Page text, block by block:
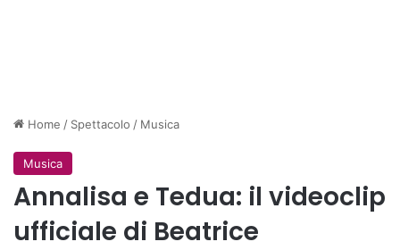
Home / Spettacolo / Musica
Musica
Annalisa e Tedua: il videoclip
ufficiale di Beatrice